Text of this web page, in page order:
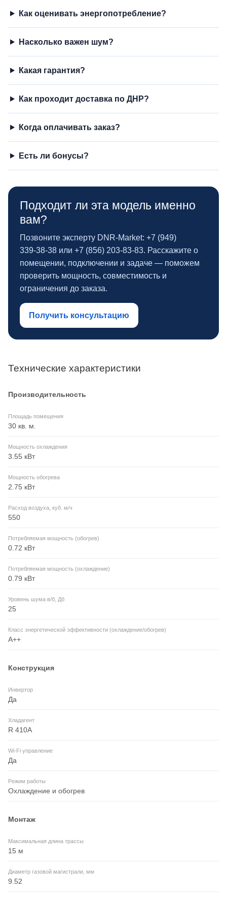
Как оценивать энергопотребление?
Насколько важен шум?
Какая гарантия?
Как проходит доставка по ДНР?
Когда оплачивать заказ?
Есть ли бонусы?
Подходит ли эта модель именно
вам?
Позвоните эксперту DNR‑Market: +7 (949)
339‑38‑38 или +7 (856) 203‑83‑83. Расскажите о
помещении, подключении и задаче — поможем
проверить мощность, совместимость и
ограничения до заказа.
Получить консультацию
Технические характеристики
Производительность
Площадь помещения
30 кв. м.
Мощность охлаждения
3.55 кВт
Мощность обогрева
2.75 кВт
Расход воздуха, куб. м/ч
550
Потребляемая мощность (обогрев)
0.72 кВт
Потребляемая мощность (охлаждение)
0.79 кВт
Уровень шума в/б, Дб
25
Класс энергетической эффективности (охлаждение/обогрев)
A++
Конструкция
Инвертор
Да
Хладагент
R 410A
Wi-Fi управление
Да
Режим работы
Охлаждение и обогрев
Монтаж
Максимальная длина трассы
15 м
Диаметр газовой магистрали, мм
9.52